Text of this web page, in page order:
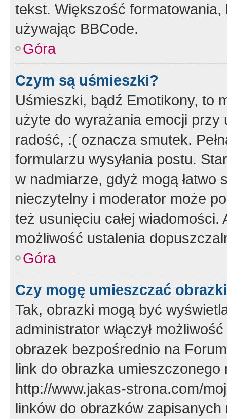
tekst. Większość
używając BBCode.
Góra
Czym są uśmieszki?
Uśmieszki, bądź Emotikony, to
użyte do wyrażania emocji
radość, :( oznacza smutek.
formularzu wysyłania postu.
w nadmiarze, gdyż mogą
nieczytelny i moderator może
też usunięciu całej
możliwość ustalenia
Góra
Czy mogę umieszczać
Tak, obrazki mogą być
administrator włączył
obrazek bezpośrednio na
link do obrazka
http://www.jakas-strona.com/
linków do obrazków